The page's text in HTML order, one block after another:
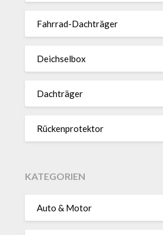
Fahrrad-Dach­träger
Deich­selbox
Dach­träger
Rücken­pro­tektor
KATEGORIEN
Auto & Motor